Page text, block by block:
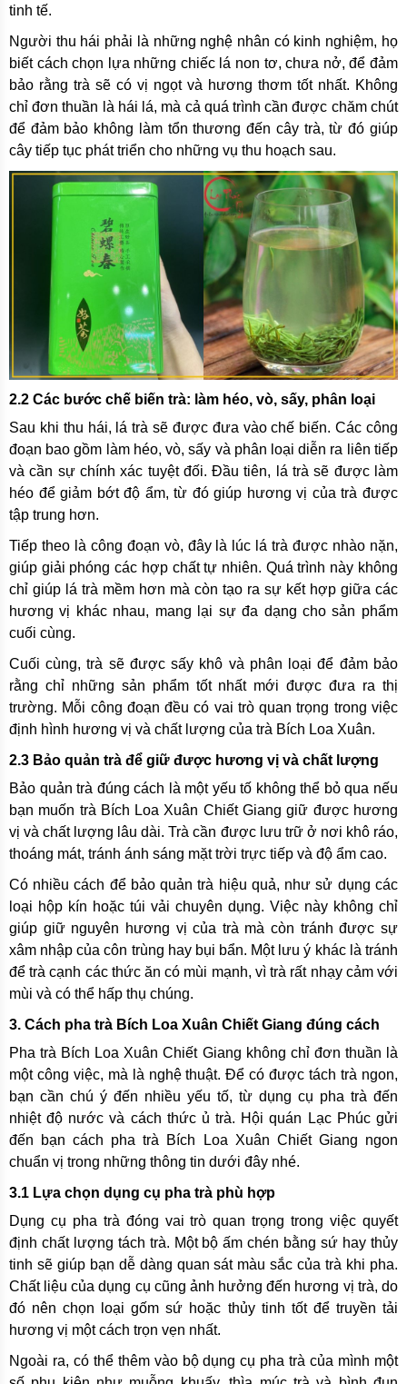
tinh tế.
Người thu hái phải là những nghệ nhân có kinh nghiệm, họ
biết cách chọn lựa những chiếc lá non tơ, chưa nở, để đảm
bảo rằng trà sẽ có vị ngọt và hương thơm tốt nhất. Không
chỉ đơn thuần là hái lá, mà cả quá trình cần được chăm chút
để đảm bảo không làm tổn thương đến cây trà, từ đó giúp
cây tiếp tục phát triển cho những vụ thu hoạch sau.
2.2 Các bước chế biến trà: làm héo, vò, sấy, phân loại
Sau khi thu hái, lá trà sẽ được đưa vào chế biến. Các công
đoạn bao gồm làm héo, vò, sấy và phân loại diễn ra liên tiếp
và cần sự chính xác tuyệt đối. Đầu tiên, lá trà sẽ được làm
héo để giảm bớt độ ẩm, từ đó giúp hương vị của trà được
tập trung hơn.
Tiếp theo là công đoạn vò, đây là lúc lá trà được nhào nặn,
giúp giải phóng các hợp chất tự nhiên. Quá trình này không
chỉ giúp lá trà mềm hơn mà còn tạo ra sự kết hợp giữa các
hương vị khác nhau, mang lại sự đa dạng cho sản phẩm
cuối cùng.
Cuối cùng, trà sẽ được sấy khô và phân loại để đảm bảo
rằng chỉ những sản phẩm tốt nhất mới được đưa ra thị
trường. Mỗi công đoạn đều có vai trò quan trọng trong việc
định hình hương vị và chất lượng của trà Bích Loa Xuân.
2.3 Bảo quản trà để giữ được hương vị và chất lượng
Bảo quản trà đúng cách là một yếu tố không thể bỏ qua nếu
bạn muốn trà Bích Loa Xuân Chiết Giang giữ được hương
vị và chất lượng lâu dài. Trà cần được lưu trữ ở nơi khô ráo,
thoáng mát, tránh ánh sáng mặt trời trực tiếp và độ ẩm cao.
Có nhiều cách để bảo quản trà hiệu quả, như sử dụng các
loại hộp kín hoặc túi vải chuyên dụng. Việc này không chỉ
giúp giữ nguyên hương vị của trà mà còn tránh được sự
xâm nhập của côn trùng hay bụi bẩn. Một lưu ý khác là tránh
để trà cạnh các thức ăn có mùi mạnh, vì trà rất nhạy cảm với
mùi và có thể hấp thụ chúng.
3. Cách pha trà Bích Loa Xuân Chiết Giang đúng cách
Pha trà Bích Loa Xuân Chiết Giang không chỉ đơn thuần là
một công việc, mà là nghệ thuật. Để có được tách trà ngon,
bạn cần chú ý đến nhiều yếu tố, từ dụng cụ pha trà đến
nhiệt độ nước và cách thức ủ trà. Hội quán Lạc Phúc gửi
đến bạn cách pha trà Bích Loa Xuân Chiết Giang ngon
chuẩn vị trong những thông tin dưới đây nhé.
3.1 Lựa chọn dụng cụ pha trà phù hợp
Dụng cụ pha trà đóng vai trò quan trọng trong việc quyết
định chất lượng tách trà. Một bộ ấm chén bằng sứ hay thủy
tinh sẽ giúp bạn dễ dàng quan sát màu sắc của trà khi pha.
Chất liệu của dụng cụ cũng ảnh hưởng đến hương vị trà, do
đó nên chọn loại gốm sứ hoặc thủy tinh tốt để truyền tải
hương vị một cách trọn vẹn nhất.
Ngoài ra, có thể thêm vào bộ dụng cụ pha trà của mình một